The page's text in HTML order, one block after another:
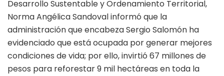
Desarrollo Sustentable y Ordenamiento Territorial,
Norma Angélica Sandoval informó que la
administración que encabeza Sergio Salomón ha
evidenciado que está ocupada por generar mejores
condiciones de vida; por ello, invirtió 67 millones de
pesos para reforestar 9 mil hectáreas en toda la